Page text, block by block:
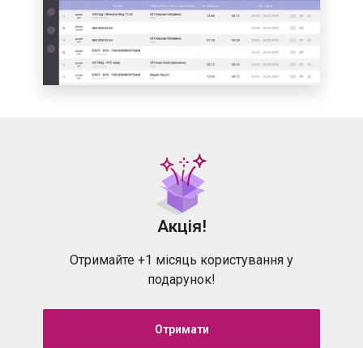
Акція!
Отримайте +1 місяць користування у
подарунок!
Отримати